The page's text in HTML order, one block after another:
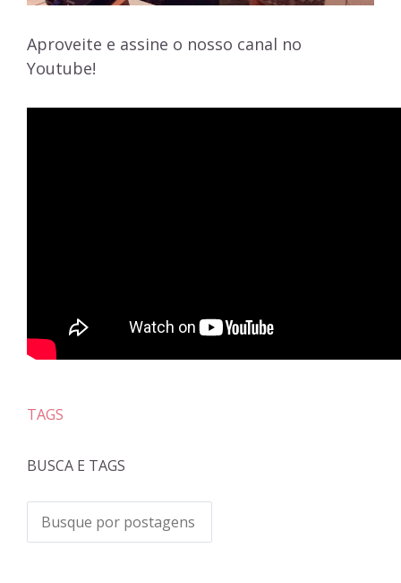
Aproveite e assine o nosso canal no
Youtube!
TAGS
BUSCA E TAGS